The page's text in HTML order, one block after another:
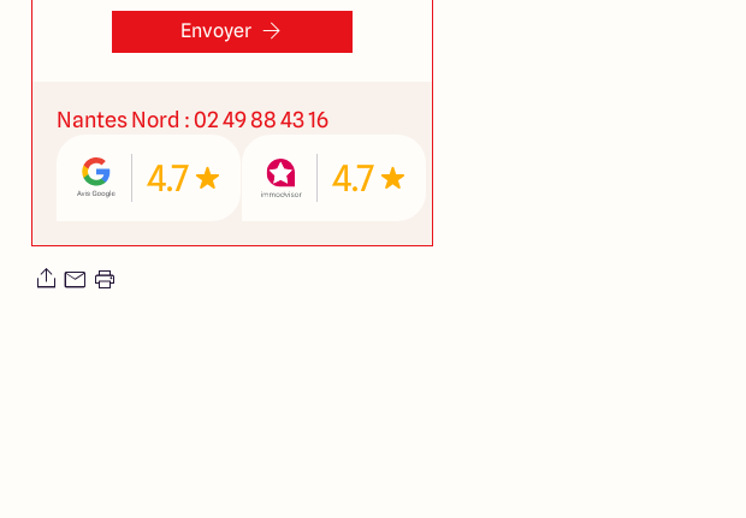
Envoyer
Nantes Nord : 02 49 88 43 16
4.7 4.7